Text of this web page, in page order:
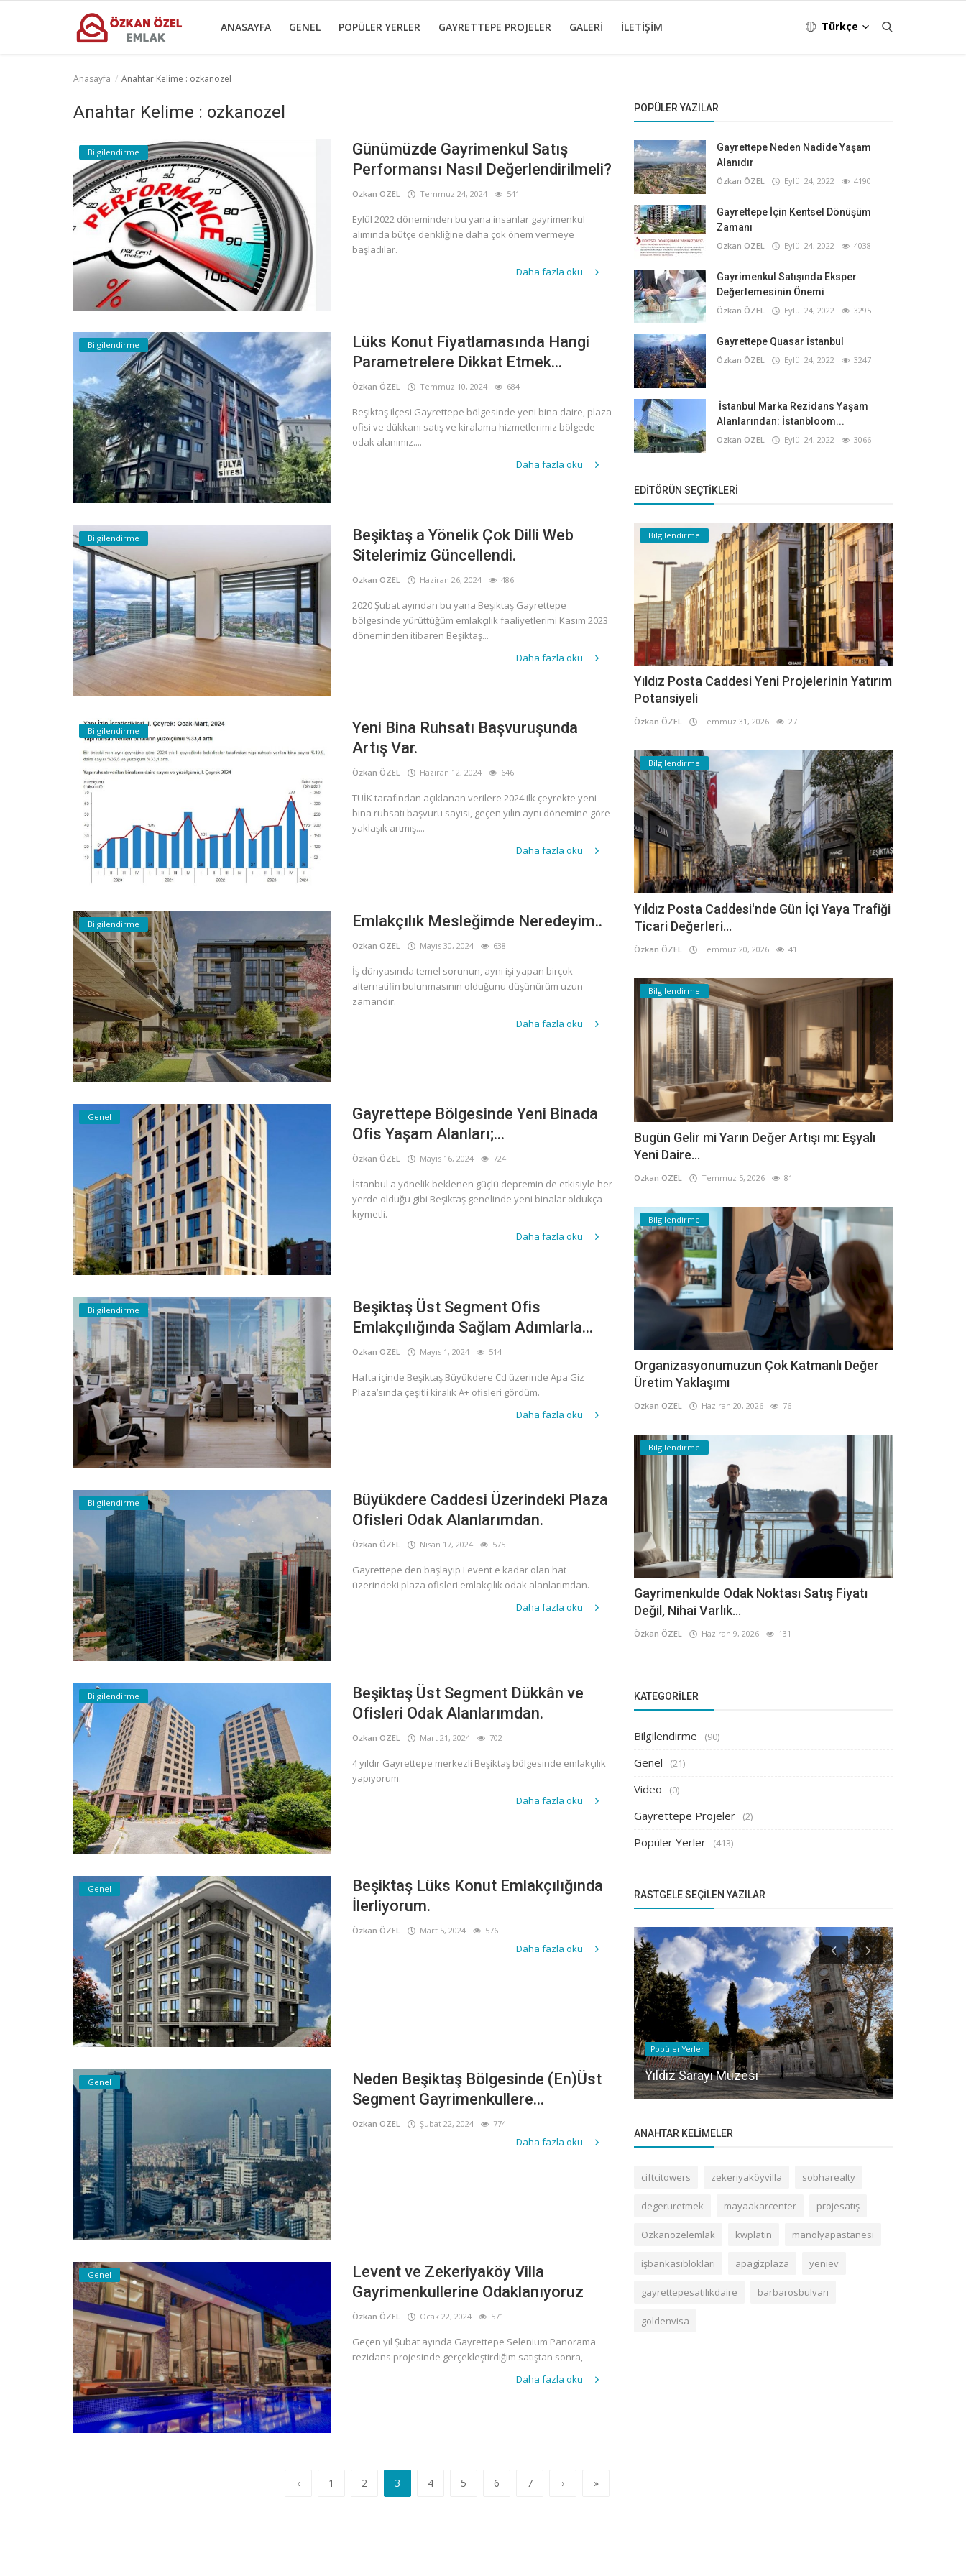
ANASAYFA GENEL POPÜLER YERLER GAYRETTEPE PROJELER GALERI İLETIŞIM Türkçe
Popüler Yerler
Gayrettepe Projeler
Anasayfa Anahtar Kelime : ozkanozel
Anahtar Kelime : ozkanozel
Bilgilendirme
Günümüzde Gayrimenkul Satış
Performansı Nasıl Değerlendirilmeli?
Özkan ÖZEL Temmuz 24, 2024 541
Eylül 2022 döneminden bu yana insanlar gayrimenkul
alımında bütçe denkliğine daha çok önem vermeye
başladılar.
Daha fazla oku
Bilgilendirme
Lüks Konut Fiyatlamasında Hangi
Parametrelere Dikkat Etmek...
Özkan ÖZEL Temmuz 10, 2024 684
Beşiktaş ilçesi Gayrettepe bölgesinde yeni bina daire, plaza
ofisi ve dükkanı satış ve kiralama hizmetlerimiz bölgede
odak alanımız....
Daha fazla oku
Bilgilendirme
Beşiktaş a Yönelik Çok Dilli Web
Sitelerimiz Güncellendi.
Özkan ÖZEL Haziran 26, 2024 486
2020 Şubat ayından bu yana Beşiktaş Gayrettepe
bölgesinde yürüttüğüm emlakçılık faaliyetlerimi Kasım 2023
döneminden itibaren Beşiktaş...
Daha fazla oku
Bilgilendirme
Yeni Bina Ruhsatı Başvuruşunda
Artış Var.
Özkan ÖZEL Haziran 12, 2024 646
TÜİK tarafından açıklanan verilere 2024 ilk çeyrekte yeni
bina ruhsatı başvuru sayısı, geçen yılın aynı dönemine göre
yaklaşık artmış....
Daha fazla oku
Bilgilendirme Emlakçılık Mesleğimde Neredeyim..
Özkan ÖZEL Mayıs 30, 2024 638
İş dünyasında temel sorunun, aynı işi yapan birçok
alternatifin bulunmasının olduğunu düşünürüm uzun
zamandır.
Daha fazla oku
Genel
Gayrettepe Bölgesinde Yeni Binada
Ofis Yaşam Alanları;...
Özkan ÖZEL Mayıs 16, 2024 724
İstanbul a yönelik beklenen güçlü depremin de etkisiyle her
yerde olduğu gibi Beşiktaş genelinde yeni binalar oldukça
kıymetli.
Daha fazla oku
Bilgilendirme
Beşiktaş Üst Segment Ofis
Emlakçılığında Sağlam Adımlarla...
Özkan ÖZEL Mayıs 1, 2024 514
Hafta içinde Beşiktaş Büyükdere Cd üzerinde Apa Giz
Plaza’sında çeşitli kiralık A+ ofisleri gördüm.
Daha fazla oku
Bilgilendirme
Büyükdere Caddesi Üzerindeki Plaza
Ofisleri Odak Alanlarımdan.
Özkan ÖZEL Nisan 17, 2024 575
Gayrettepe den başlayıp Levent e kadar olan hat
üzerindeki plaza ofisleri emlakçılık odak alanlarımdan.
Daha fazla oku
Bilgilendirme
Beşiktaş Üst Segment Dükkân ve
Ofisleri Odak Alanlarımdan.
Özkan ÖZEL Mart 21, 2024 702
4 yıldır Gayrettepe merkezli Beşiktaş bölgesinde emlakçılık
yapıyorum.
Daha fazla oku
Genel
Beşiktaş Lüks Konut Emlakçılığında
İlerliyorum.
Özkan ÖZEL Mart 5, 2024 576
Daha fazla oku
Genel
Neden Beşiktaş Bölgesinde (En)Üst
Segment Gayrimenkullere...
Özkan ÖZEL Şubat 22, 2024 774
Daha fazla oku
Genel
Levent ve Zekeriyaköy Villa
Gayrimenkullerine Odaklanıyoruz
Özkan ÖZEL Ocak 22, 2024 571
Geçen yıl Şubat ayında Gayrettepe Selenium Panorama
rezidans projesinde gerçekleştirdiğim satıştan sonra,
Daha fazla oku
‹ 1 2 3 4 5 6 7 › »
POPÜLER YAZILAR
Gayrettepe Neden Nadide Yaşam
Alanıdır
Özkan ÖZEL Eylül 24, 2022 4190
Gayrettepe İçin Kentsel Dönüşüm
Zamanı
Özkan ÖZEL Eylül 24, 2022 4038
Gayrimenkul Satışında Eksper
Değerlemesinin Önemi
Özkan ÖZEL Eylül 24, 2022 3295
Gayrettepe Quasar İstanbul
Özkan ÖZEL Eylül 24, 2022 3247
İstanbul Marka Rezidans Yaşam
Alanlarından: İstanbloom...
Özkan ÖZEL Eylül 24, 2022 3066
EDITÖRÜN SEÇTIKLERI
Bilgilendirme
Yıldız Posta Caddesi Yeni Projelerinin Yatırım
Potansiyeli
Özkan ÖZEL Temmuz 31, 2026 27
Bilgilendirme
Yıldız Posta Caddesi'nde Gün İçi Yaya Trafiği
Ticari Değerleri...
Özkan ÖZEL Temmuz 20, 2026 41
Bilgilendirme
Bugün Gelir mi Yarın Değer Artışı mı: Eşyalı
Yeni Daire...
Özkan ÖZEL Temmuz 5, 2026 81
Bilgilendirme
Organizasyonumuzun Çok Katmanlı Değer
Üretim Yaklaşımı
Özkan ÖZEL Haziran 20, 2026 76
Bilgilendirme
Gayrimenkulde Odak Noktası Satış Fiyatı
Değil, Nihai Varlık...
Özkan ÖZEL Haziran 9, 2026 131
KATEGORILER
Bilgilendirme (90)
Genel (21)
Video (0)
Gayrettepe Projeler (2)
Popüler Yerler (413)
RASTGELE SEÇILEN YAZILAR
Bilgilendirme
manzaralı daire olanağı
Popüler Yerler
Yıldız Sarayı Müzesi
ANAHTAR KELIMELER
ciftcitowers zekeriyaköyvilla sobharealty
degeruretmek mayaakarcenter projesatış
Ozkanozelemlak kwplatin manolyapastanesi
işbankasıblokları apagizplaza yeniev
gayrettepesatılıkdaire barbarosbulvarı
goldenvisa